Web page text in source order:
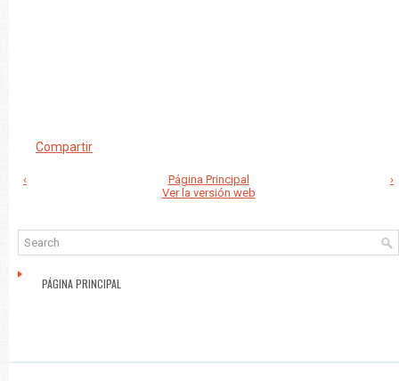
Compartir
‹ ›
Página Principal
Ver la versión web
PÁGINA PRINCIPAL